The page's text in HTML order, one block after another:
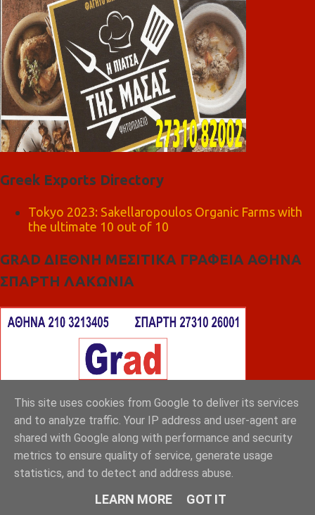
Greek Exports Directory
Tokyo 2023: Sakellaropoulos Organic Farms with
the ultimate 10 out of 10
GRAD ΔΙΕΘΝΗ ΜΕΣΙΤΙΚΑ ΓΡΑΦΕΙΑ ΑΘΗΝΑ
ΣΠΑΡΤΗ ΛΑΚΩΝΙΑ
This site uses cookies from Google to deliver its services
and to analyze traffic. Your IP address and user-agent are
shared with Google along with performance and security
metrics to ensure quality of service, generate usage
statistics, and to detect and address abuse.
LEARN MORE GOT IT